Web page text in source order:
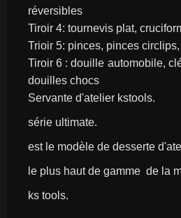
réversibles
Tiroir 4: tournevis plat,
Trioir 5: pinces, pinces
Tiroir 6 : douille automobile,
douilles chocs
Servante d'atelier kstools.
série ultimate.
est le modèle de desserte
le plus haut de gamme  de la
ks tools.